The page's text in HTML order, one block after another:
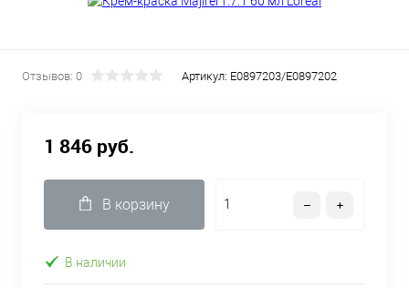
Отзывов: 0 Артикул: E0897203/Е0897202
1 846 руб.
В корзину
В наличии